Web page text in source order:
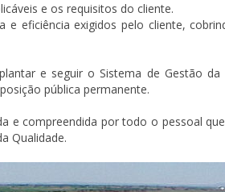
e os requisitos do cliente.
eficiência exigidos pelo cliente,
e seguir o Sistema de Gestão
pública permanente.
e compreendida por todo o pessoal
Qualidade.